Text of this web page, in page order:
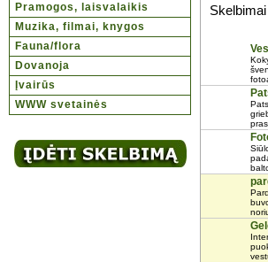
Pramogos, laisvalaikis
Muzika, filmai, knygos
Fauna/flora
Dovanoja
Įvairūs
WWW svetainės